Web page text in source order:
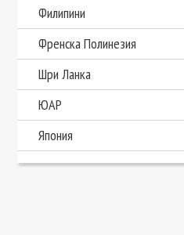
Филипини
Френска Полинезия
Шри Ланка
ЮАР
Япония